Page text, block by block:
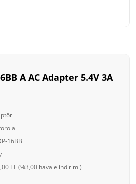
A AC Adapter 5.4V 3A
16BB
TL (%3,00 havale indirimi)